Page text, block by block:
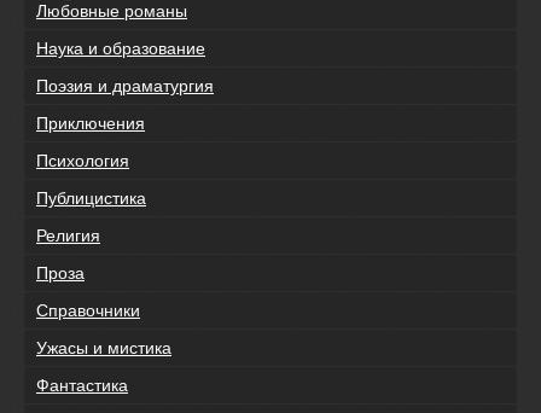
Любовные романы
Наука и образование
Поэзия и драматургия
Приключения
Психология
Публицистика
Религия
Проза
Справочники
Ужасы и мистика
Фантастика